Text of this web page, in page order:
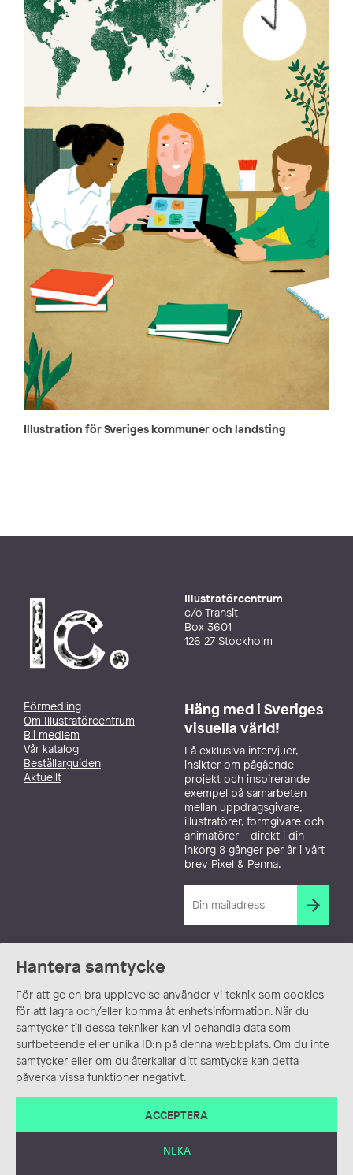
Hantera samtycke
För att ge en bra upplevelse använder vi teknik som cookies
för att lagra och/eller komma åt enhetsinformation. När du
samtycker till dessa tekniker kan vi behandla data som
surfbeteende eller unika ID:n på denna webbplats. Om du inte
samtycker eller om du återkallar ditt samtycke kan detta
påverka vissa funktioner negativt.
ACCEPTERA
NEKA
Illustration för Sveriges kommuner och landsting
Illustratörcentrum
c/o Transit
Box 3601
126 27 Stockholm
Förmedling
Om Illustratörcentrum
Bli medlem
Vår katalog
Beställarguiden
Aktuellt
Häng med i Sveriges
visuella värld!
Få exklusiva intervjuer,
insikter om pågående
projekt och inspirerande
exempel på samarbeten
mellan uppdragsgivare,
illustratörer, formgivare och
animatörer – direkt i din
inkorg 8 gånger per år i vårt
brev Pixel & Penna.